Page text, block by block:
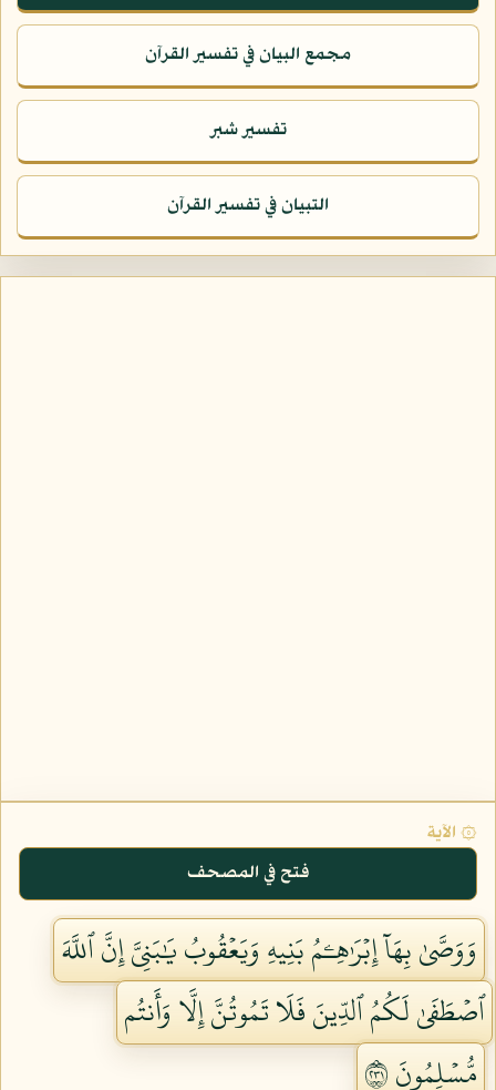
مجمع البيان في تفسير القرآن
تفسير شبر
التبيان في تفسير القرآن
۞ الآية
فتح في المصحف
وَوَصَّىٰ بِهَآ إِبۡرَٰهِـۧمُ بَنِيهِ وَيَعۡقُوبُ يَٰبَنِيَّ إِنَّ ٱللَّهَ
ٱصۡطَفَىٰ لَكُمُ ٱلدِّينَ فَلَا تَمُوتُنَّ إِلَّا وَأَنتُم
مُّسۡلِمُونَ ١٣٢